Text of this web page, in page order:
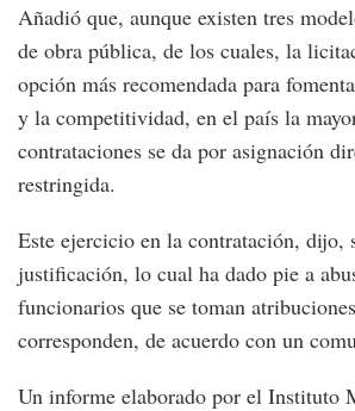
Añadió que, aunque existen tres
de obra pública, de los cuales, la
opción más recomendada para
y la competitividad, en el país la
contrataciones se da por asignación
restringida.
Este ejercicio en la contratación, dijo,
justificación, lo cual ha dado pie a
funcionarios que se toman
corresponden, de acuerdo con un
Un informe elaborado por el Instituto